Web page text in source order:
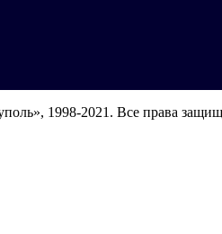
1998-2021. Все права